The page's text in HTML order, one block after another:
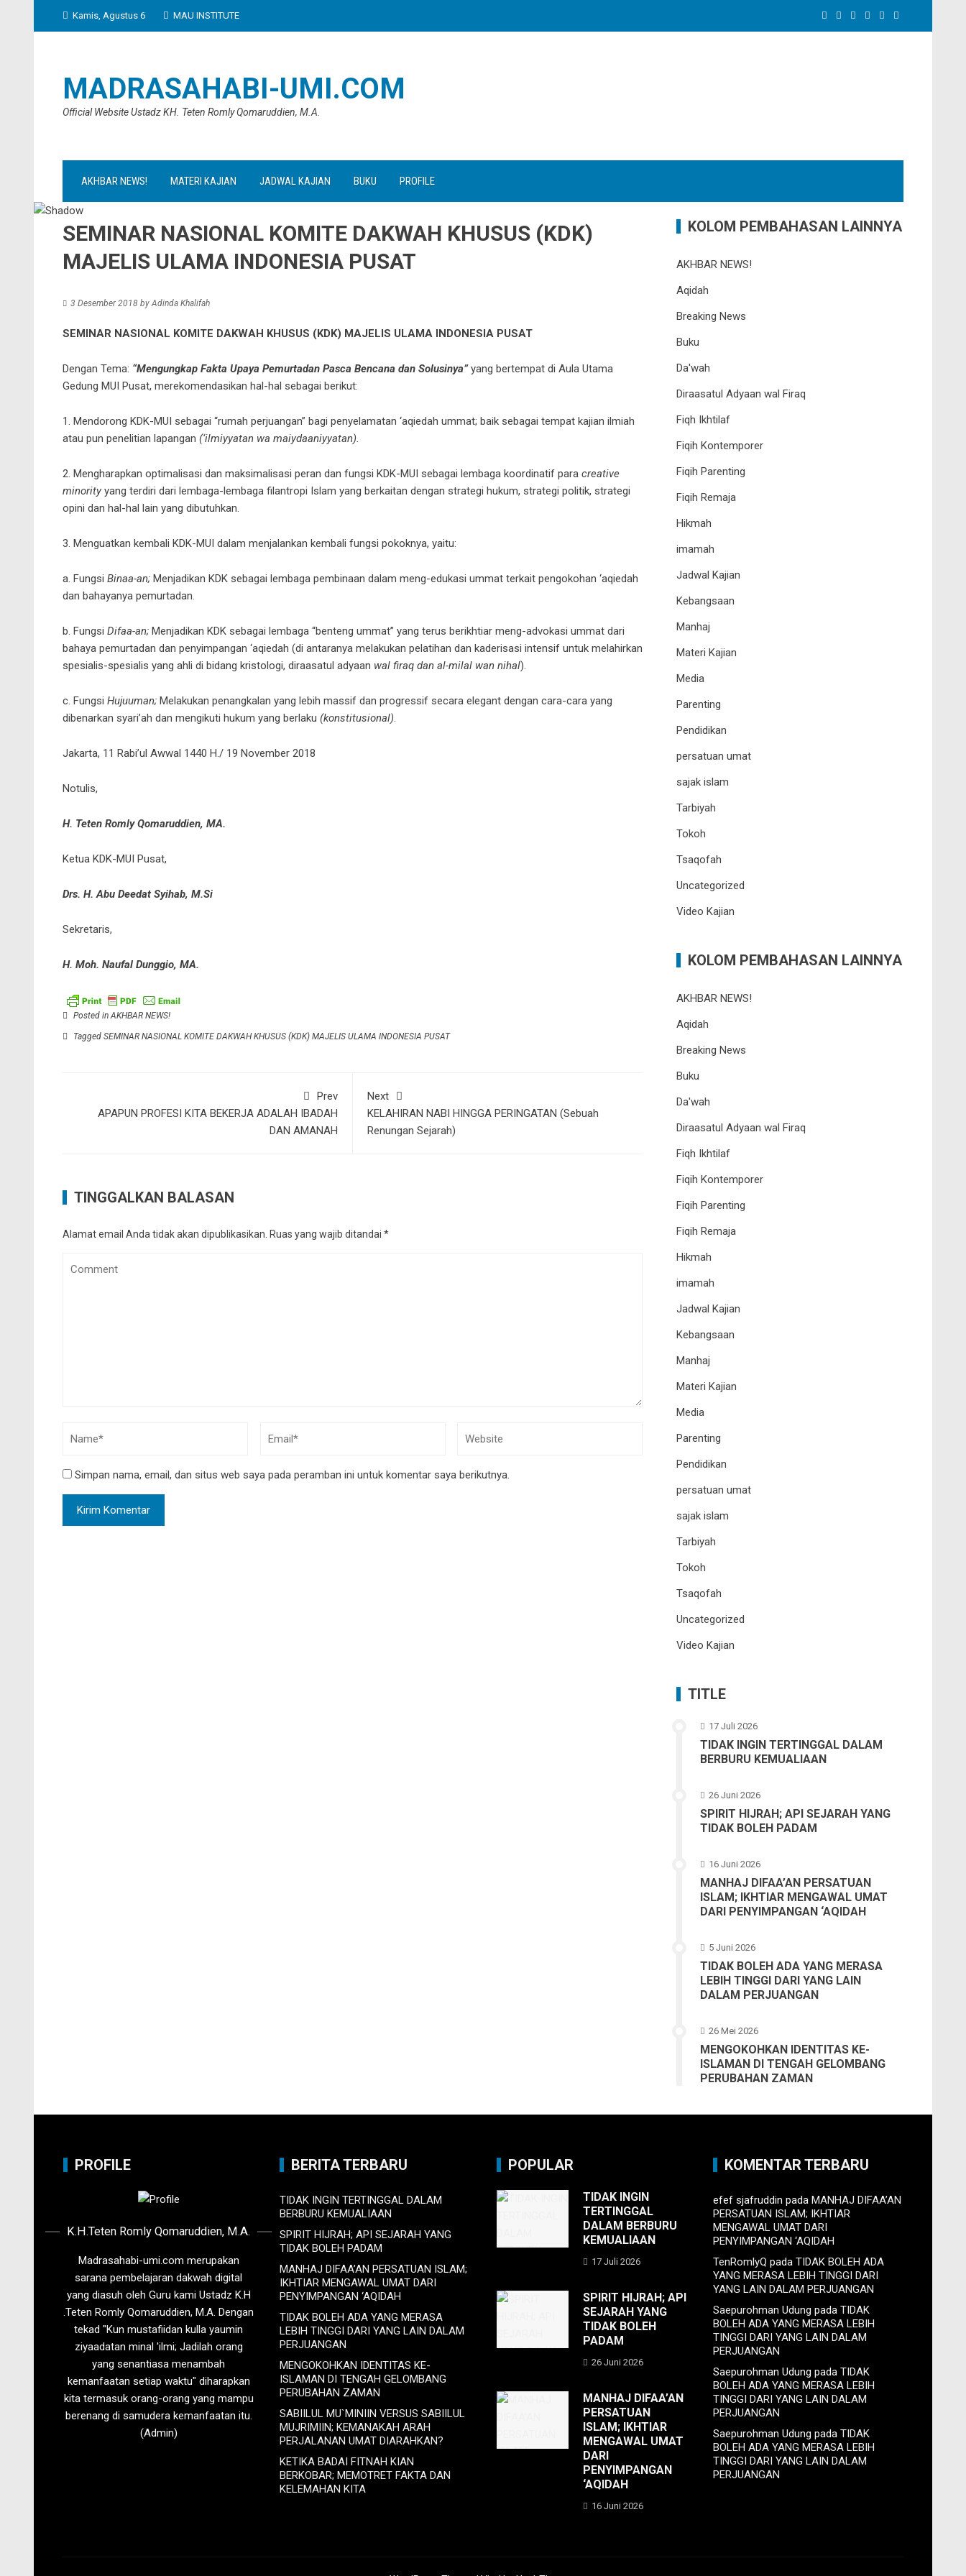
Kamis, Agustus 6 MAU INSTITUTE
MADRASAHABI-UMI.COM
Official Website Ustadz KH. Teten Romly Qomaruddien, M.A.
AKHBAR NEWS! MATERI KAJIAN JADWAL KAJIAN BUKU PROFILE
SEMINAR NASIONAL KOMITE DAKWAH KHUSUS (KDK)
MAJELIS ULAMA INDONESIA PUSAT
3 Desember 2018 byAdinda Khalifah
SEMINAR NASIONAL KOMITE DAKWAH KHUSUS (KDK) MAJELIS ULAMA INDONESIA PUSAT
Dengan Tema: “Mengungkap Fakta Upaya Pemurtadan Pasca Bencana dan Solusinya”yang bertempat di Aula Utama
Gedung MUI Pusat, merekomendasikan hal-hal sebagai berikut:
1. Mendorong KDK-MUI sebagai “rumah perjuangan” bagi penyelamatan ‘aqiedah ummat; baik sebagai tempat kajian ilmiah
atau pun penelitian lapangan (‘ilmiyyatan wa maiydaaniyyatan).
2. Mengharapkan optimalisasi dan maksimalisasi peran dan fungsi KDK-MUI sebagai lembaga koordinatif para creative
minority yang terdiri dari lembaga-lembaga filantropi Islam yang berkaitan dengan strategi hukum, strategi politik, strategi
opini dan hal-hal lain yang dibutuhkan.
3. Menguatkan kembali KDK-MUI dalam menjalankan kembali fungsi pokoknya, yaitu:
a. Fungsi Binaa-an; Menjadikan KDK sebagai lembaga pembinaan dalam meng-edukasi ummat terkait pengokohan ‘aqiedah
dan bahayanya pemurtadan.
b. Fungsi Difaa-an; Menjadikan KDK sebagai lembaga “benteng ummat” yang terus berikhtiar meng-advokasi ummat dari
bahaya pemurtadan dan penyimpangan ‘aqiedah (di antaranya melakukan pelatihan dan kaderisasi intensif untuk melahirkan
spesialis-spesialis yang ahli di bidang kristologi, diraasatul adyaan wal firaq dan al-milal wan nihal).
c. Fungsi Hujuuman; Melakukan penangkalan yang lebih massif dan progressif secara elegant dengan cara-cara yang
dibenarkan syari’ah dan mengikuti hukum yang berlaku (konstitusional).
Jakarta, 11 Rabi’ul Awwal 1440 H./ 19 November 2018
Notulis,
H. Teten Romly Qomaruddien, MA.
Ketua KDK-MUI Pusat,
Drs. H. Abu Deedat Syihab, M.Si
Sekretaris,
H. Moh. Naufal Dunggio, MA.
Posted inAKHBAR NEWS!
Tagged SEMINAR NASIONAL KOMITE DAKWAH KHUSUS (KDK) MAJELIS ULAMA INDONESIA PUSAT
Prev
APAPUN PROFESI KITA BEKERJA ADALAH IBADAH
DAN AMANAH
Next
KELAHIRAN NABI HINGGA PERINGATAN (Sebuah
Renungan Sejarah)
TINGGALKAN BALASAN
Alamat email Anda tidak akan dipublikasikan. Ruas yang wajib ditandai *
Simpan nama, email, dan situs web saya pada peramban ini untuk komentar saya berikutnya.
KOLOM PEMBAHASAN LAINNYA
AKHBAR NEWS!
Aqidah
Breaking News
Buku
Da'wah
Diraasatul Adyaan wal Firaq
Fiqh Ikhtilaf
Fiqih Kontemporer
Fiqih Parenting
Fiqih Remaja
Hikmah
imamah
Jadwal Kajian
Kebangsaan
Manhaj
Materi Kajian
Media
Parenting
Pendidikan
persatuan umat
sajak islam
Tarbiyah
Tokoh
Tsaqofah
Uncategorized
Video Kajian
KOLOM PEMBAHASAN LAINNYA
AKHBAR NEWS!
Aqidah
Breaking News
Buku
Da'wah
Diraasatul Adyaan wal Firaq
Fiqh Ikhtilaf
Fiqih Kontemporer
Fiqih Parenting
Fiqih Remaja
Hikmah
imamah
Jadwal Kajian
Kebangsaan
Manhaj
Materi Kajian
Media
Parenting
Pendidikan
persatuan umat
sajak islam
Tarbiyah
Tokoh
Tsaqofah
Uncategorized
Video Kajian
TITLE
17 Juli 2026
TIDAK INGIN TERTINGGAL DALAM
BERBURU KEMUALIAAN
26 Juni 2026
SPIRIT HIJRAH; API SEJARAH YANG
TIDAK BOLEH PADAM
16 Juni 2026
MANHAJ DIFAA’AN PERSATUAN
ISLAM; IKHTIAR MENGAWAL UMAT
DARI PENYIMPANGAN ‘AQIDAH
5 Juni 2026
TIDAK BOLEH ADA YANG MERASA
LEBIH TINGGI DARI YANG LAIN
DALAM PERJUANGAN
26 Mei 2026
MENGOKOHKAN IDENTITAS KE-
ISLAMAN DI TENGAH GELOMBANG
PERUBAHAN ZAMAN
PROFILE
K.H.Teten Romly Qomaruddien, M.A.
Madrasahabi-umi.com merupakan
sarana pembelajaran dakwah digital
yang diasuh oleh Guru kami Ustadz K.H
.Teten Romly Qomaruddien, M.A. Dengan
tekad "Kun mustafiidan kulla yaumin
ziyaadatan minal 'ilmi; Jadilah orang
yang senantiasa menambah
kemanfaatan setiap waktu" diharapkan
kita termasuk orang-orang yang mampu
berenang di samudera kemanfaatan itu.
(Admin)
BERITA TERBARU
TIDAK INGIN TERTINGGAL DALAM
BERBURU KEMUALIAAN
SPIRIT HIJRAH; API SEJARAH YANG
TIDAK BOLEH PADAM
MANHAJ DIFAA’AN PERSATUAN ISLAM;
IKHTIAR MENGAWAL UMAT DARI
PENYIMPANGAN ‘AQIDAH
TIDAK BOLEH ADA YANG MERASA
LEBIH TINGGI DARI YANG LAIN DALAM
PERJUANGAN
MENGOKOHKAN IDENTITAS KE-
ISLAMAN DI TENGAH GELOMBANG
PERUBAHAN ZAMAN
SABIILUL MU`MINIIN VERSUS SABIILUL
MUJRIMIIN; KEMANAKAH ARAH
PERJALANAN UMAT DIARAHKAN?
KETIKA BADAI FITNAH KIAN
BERKOBAR; MEMOTRET FAKTA DAN
KELEMAHAN KITA
POPULAR
TIDAK INGIN
TERTINGGAL
DALAM BERBURU
KEMUALIAAN
17 Juli 2026
SPIRIT HIJRAH; API
SEJARAH YANG
TIDAK BOLEH
PADAM
26 Juni 2026
MANHAJ DIFAA’AN
PERSATUAN
ISLAM; IKHTIAR
MENGAWAL UMAT
DARI
PENYIMPANGAN
‘AQIDAH
16 Juni 2026
KOMENTAR TERBARU
efef sjafruddin pada MANHAJ DIFAA’AN
PERSATUAN ISLAM; IKHTIAR
MENGAWAL UMAT DARI
PENYIMPANGAN ‘AQIDAH
TenRomlyQ pada TIDAK BOLEH ADA
YANG MERASA LEBIH TINGGI DARI
YANG LAIN DALAM PERJUANGAN
Saepurohman Udung pada TIDAK
BOLEH ADA YANG MERASA LEBIH
TINGGI DARI YANG LAIN DALAM
PERJUANGAN
Saepurohman Udung pada TIDAK
BOLEH ADA YANG MERASA LEBIH
TINGGI DARI YANG LAIN DALAM
PERJUANGAN
Saepurohman Udung pada TIDAK
BOLEH ADA YANG MERASA LEBIH
TINGGI DARI YANG LAIN DALAM
PERJUANGAN